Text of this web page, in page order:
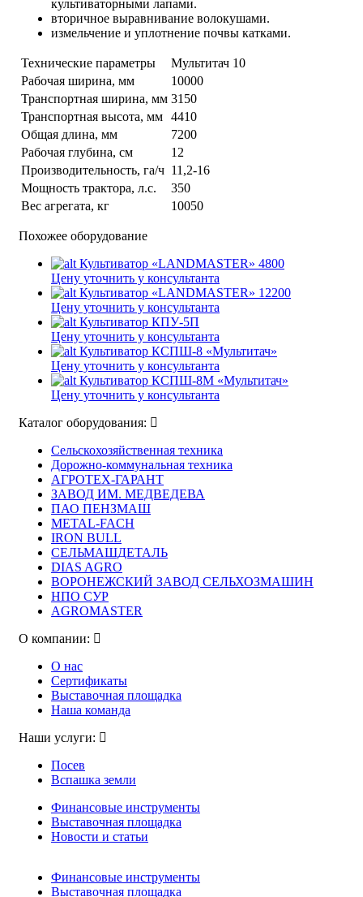
культиваторными лапами.
вторичное выравнивание волокушами.
измельчение и уплотнение почвы катками.
Технические параметры
Мультитач 10
Рабочая ширина, мм
10000
Транспортная ширина, мм 3150
Транспортная высота, мм 4410
Общая длина, мм
7200
Рабочая глубина, см
12
Производительность, га/ч 11,2-16
Мощность трактора, л.с.
350
Вес агрегата, кг
10050
Похожее оборудование
Культиватор «LANDMASTER» 4800
Цену уточнить у консультанта
Культиватор «LANDMASTER» 12200
Цену уточнить у консультанта
Культиватор КПУ-5П
Цену уточнить у консультанта
Культиватор КСПШ-8 «Мультитач»
Цену уточнить у консультанта
Культиватор КСПШ-8М «Мультитач»
Цену уточнить у консультанта
Каталог оборудования:
Сельскохозяйственная техника
Дорожно-коммунальная техника
АГРОТЕХ-ГАРАНТ
ЗАВОД ИМ. МЕДВЕДЕВА
ПАО ПЕНЗМАШ
METAL-FACH
IRON BULL
СЕЛЬМАШДЕТАЛЬ
DIAS AGRO
ВОРОНЕЖСКИЙ ЗАВОД СЕЛЬХОЗМАШИН
НПО СУР
AGROMASTER
О компании:
О нас
Сертификаты
Выставочная площадка
Наша команда
Наши услуги:
Посев
Вспашка земли
Финансовые инструменты
Выставочная площадка
Новости и статьи
Финансовые инструменты
Выставочная площадка